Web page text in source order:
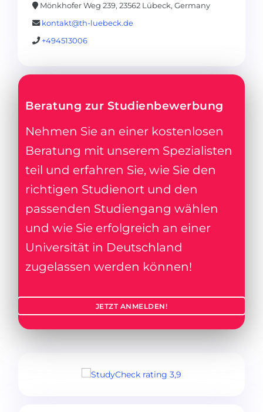
Mönkhofer Weg 239, 23562 Lübeck, Germany
kontakt@th-luebeck.de
+494513006
Beratung zur Studienbewerbung
Nehmen Sie an einer kostenlosen
Beratung mit unserem Spezialisten
teil und erfahren Sie, wie Sie den
richtigen Studienort und den
passenden Studiengang wählen
und wie Sie erfolgreich an einer
Universität in Deutschland
zugelassen werden können!
JETZT ANMELDEN!